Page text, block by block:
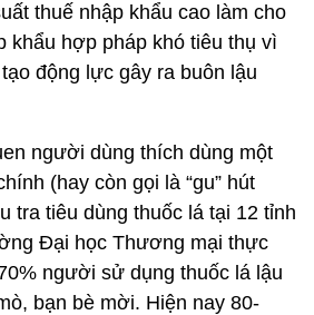
thuế nhập khẩu cao làm cho
khẩu hợp pháp khó tiêu thụ vì
động lực gây ra buôn lậu
người dùng thích dùng một
(hay còn gọi là “gu” hút
tra tiêu dùng thuốc lá tại 12 tỉnh
Đại học Thương mại thực
người sử dụng thuốc lá lậu
bạn bè mời. Hiện nay 80-